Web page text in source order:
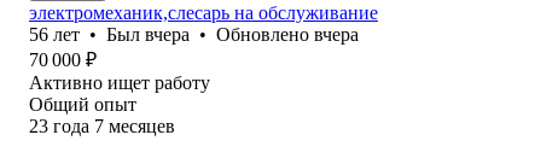
электромеханик,слесарь на обслуживание
56 лет • Был вчера • Обновлено вчера
70 000 ₽
Активно ищет работу
Общий опыт
23 года 7 месяцев